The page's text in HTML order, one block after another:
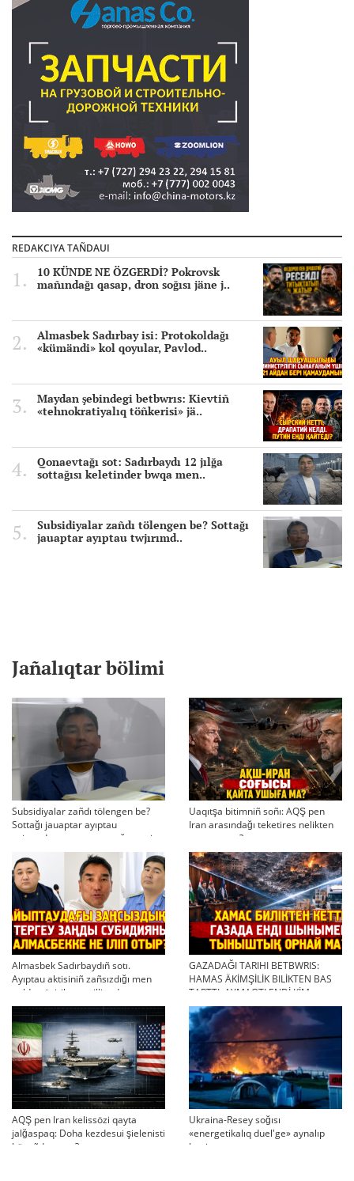
REDAKCIYA TAÑDAUI
10 KÜNDE NE ÖZGERDİ? Pokrovsk
mañındağı qasap, dron soğısı jäne j..
Almasbek Sadırbay isi: Protokoldağı
«kümändi» kol qoyular, Pavlod..
Maydan şebindegi betbwrıs: Kievtiñ
«tehnokratiyalıq töñkerisi» jä..
Qonaevtağı sot: Sadırbaydı 12 jılğa
sottağısı keletinder bwqa men..
Subsidiyalar zañdı tölengen be? Sottağı
jauaptar ayıptau twjırımd..
Jañalıqtar bölimi
Subsidiyalar zañdı tölengen be?
Sottağı jauaptar ayıptau
twjırımdarın qayta qarauğa negiz
bola ala ma?
Uaqıtşa bitimniñ soñı: AQŞ pen
Iran arasındağı teketires nelikten
qayta uşıqtı?
Almasbek Sadırbaydıñ sotı.
Ayıptau aktisiniñ zañsızdığı men
qoldan ösirilgen milliondar
GAZADAĞI TARIHI BETBWRIS:
HAMAS ÄKİMŞİLİK BILİKTEN BAS
TARTTI. AYMAQTI ENDİ KİM
BASQARADI?
AQŞ pen Iran kelissözi qayta
jalğaspaq: Doha kezdesui şielenisti
bäseñdete me?
Ukraina-Resey soğısı
«energetikalıq duel'ge» aynalıp
ketti